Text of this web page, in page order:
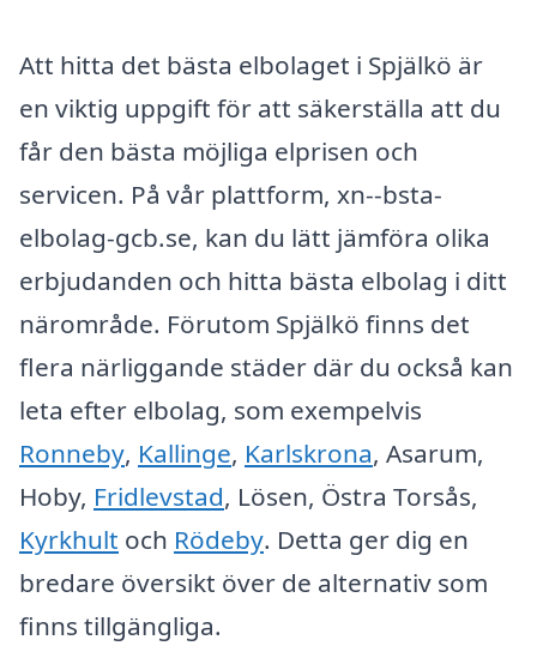
Att hitta det bästa elbolaget i Spjälkö är
en viktig uppgift för att säkerställa att du
får den bästa möjliga elprisen och
servicen. På vår plattform, xn--bsta-
elbolag-gcb.se, kan du lätt jämföra olika
erbjudanden och hitta bästa elbolag i ditt
närområde. Förutom Spjälkö finns det
flera närliggande städer där du också kan
leta efter elbolag, som exempelvis
Ronneby, Kallinge, Karlskrona, Asarum,
Hoby, Fridlevstad, Lösen, Östra Torsås,
Kyrkhult och Rödeby. Detta ger dig en
bredare översikt över de alternativ som
finns tillgängliga.